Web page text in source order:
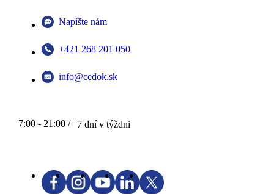
Napíšte nám
+421 268 201 050
info@cedok.sk
7:00 - 21:00 / 7 dní v týždni